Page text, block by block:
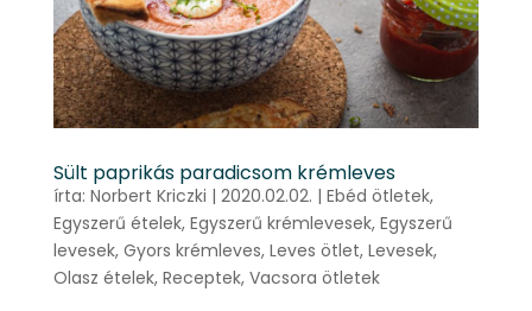
Sült paprikás paradicsom krémleves
írta: Norbert Kriczki | 2020.02.02. | Ebéd ötletek,
Egyszerű ételek, Egyszerű krémlevesek, Egyszerű
levesek, Gyors krémleves, Leves ötlet, Levesek,
Olasz ételek, Receptek, Vacsora ötletek